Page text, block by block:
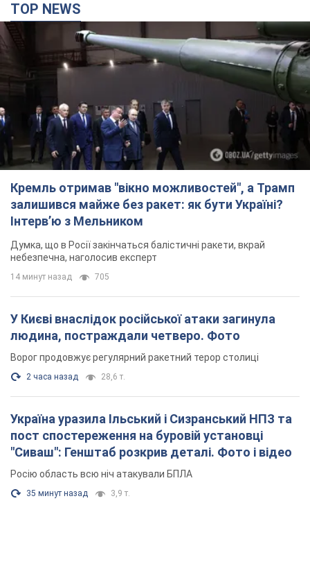
TOP NEWS
Кремль отримав "вікно можливостей", а Трамп
залишився майже без ракет: як бути Україні?
Інтерв’ю з Мельником
Думка, що в Росії закінчаться балістичні ракети, вкрай
небезпечна, наголосив експерт
14 минут назад 705
У Києві внаслідок російської атаки загинула
людина, постраждали четверо. Фото
Ворог продовжує регулярний ракетний терор столиці
2 часа назад 28,6 т.
Україна уразила Ільський і Сизранський НПЗ та
пост спостереження на буровій установці
"Сиваш": Генштаб розкрив деталі. Фото і відео
Росію область всю ніч атакували БПЛА
35 минут назад 3,9 т.